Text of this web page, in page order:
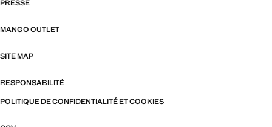
PRESSE
MANGO OUTLET
SITE MAP
RESPONSABILITÉ
POLITIQUE DE CONFIDENTIALITÉ ET COOKIES